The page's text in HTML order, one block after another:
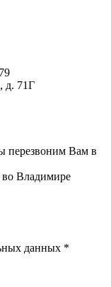
д. 71Г
перезвоним Вам в
Владимире
данных *